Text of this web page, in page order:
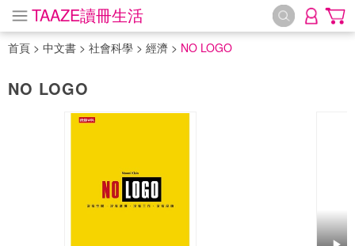
TAAZE讀冊生活
首頁 > 中文書 > 社會科學 > 經濟 > NO LOGO
NO LOGO